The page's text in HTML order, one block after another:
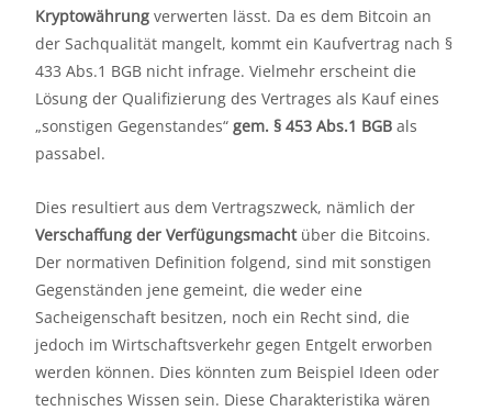
Kryptowährung verwerten lässt. Da es dem Bitcoin an
der Sachqualität mangelt, kommt ein Kaufvertrag nach §
433 Abs.1 BGB nicht infrage. Vielmehr erscheint die
Lösung der Qualifizierung des Vertrages als Kauf eines
„sonstigen Gegenstandes“ gem. § 453 Abs.1 BGB als
passabel.
Dies resultiert aus dem Vertragszweck, nämlich der
Verschaffung der Verfügungsmachtüber die Bitcoins.
Der normativen Definition folgend, sind mit sonstigen
Gegenständen jene gemeint, die weder eine
Sacheigenschaft besitzen, noch ein Recht sind, die
jedoch im Wirtschaftsverkehr gegen Entgelt erworben
werden können. Dies könnten zum Beispiel Ideen oder
technisches Wissen sein. Diese Charakteristika wären